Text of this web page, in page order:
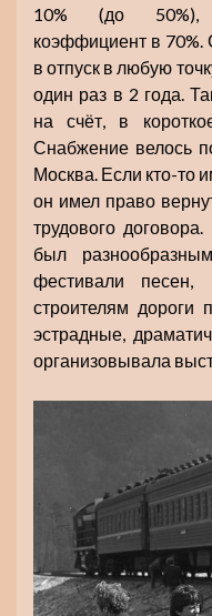
10% (до 50%),
коэффициент в 70%.
в отпуск в любую
один раз в 2 года.
на счёт, в
Снабжение велось
Москва. Если кто-то
он имел право
трудового
был
фестивали
строителям дороги
эстрадные,
организовывала